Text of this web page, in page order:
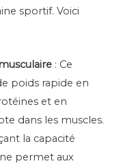
sportif. Voici
: Ce
poids rapide en
et en
dans les muscles.
la capacité
permet aux